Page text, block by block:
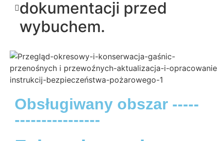
dokumentacji przed
wybuchem.
Obsługiwany obszar -----
----------------